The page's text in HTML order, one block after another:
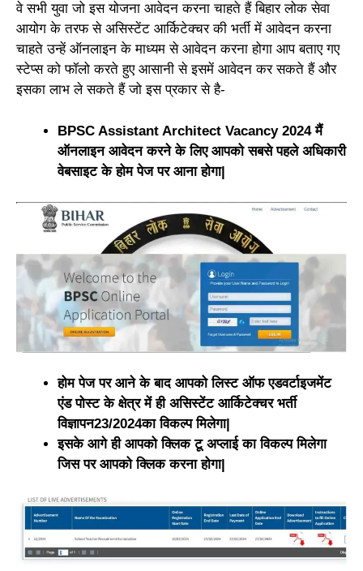
वे सभी युवा जो इस योजना आवेदन करना चाहते हैं बिहार लोक सेवा
आयोग के तरफ से असिस्टेंट आर्किटेक्चर की भर्ती में आवेदन करना
चाहते उन्हें ऑनलाइन के माध्यम से आवेदन करना होगा आप बताए गए
स्टेप्स को फॉलो करते हुए आसानी से इसमें आवेदन कर सकते हैं और
इसका लाभ ले सकते हैं जो इस प्रकार से है-
BPSC Assistant Architect Vacancy 2024 मैं
ऑनलाइन आवेदन करने के लिए आपको सबसे पहले अधिकारी
वेबसाइट के होम पेज पर आना होगा|
होम पेज पर आने के बाद आपको लिस्ट ऑफ एडवर्टाइजमेंट
एंड पोस्ट के क्षेत्र में ही असिस्टेंट आर्किटेक्चर भर्ती
विज्ञापन23/2024का विकल्प मिलेगा|
इसके आगे ही आपको क्लिक टू अप्लाई का विकल्प मिलेगा
जिस पर आपको क्लिक करना होगा|